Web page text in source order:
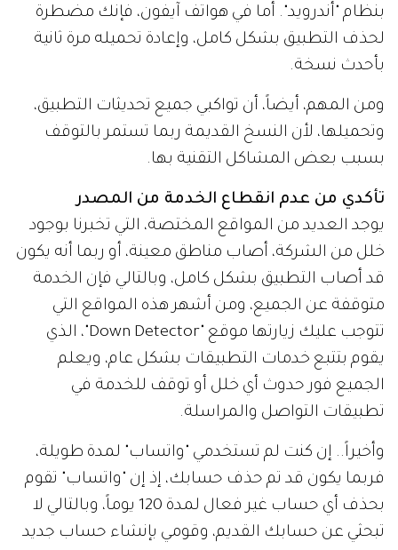
بنظام "أندرويد". أما في هواتف آيفون، فإنك مضطرة
لحذف التطبيق بشكل كامل، وإعادة تحميله مرة ثانية
بأحدث نسخة.
ومن المهم، أيضاً، أن تواكبي جميع تحديثات التطبيق،
وتحميلها، لأن النسخ القديمة ربما تستمر بالتوقف
بسبب بعض المشاكل التقنية بها.
تأكدي من عدم انقطاع الخدمة من المصدر
يوجد العديد من المواقع المختصة، التي تخبرنا بوجود
خلل من الشركة، أصاب مناطق معينة، أو ربما أنه يكون
قد أصاب التطبيق بشكل كامل، وبالتالي فإن الخدمة
متوقفة عن الجميع، ومن أشهر هذه المواقع التي
تتوجب عليك زيارتها موقع "Down Detector"، الذي
يقوم بتتبع خدمات التطبيقات بشكل عام، ويعلم
الجميع فور حدوث أي خلل أو توقف للخدمة في
تطبيقات التواصل والمراسلة.
وأخيراً.. إن كنت لم تستخدمي "واتساب" لمدة طويلة،
فربما يكون قد تم حذف حسابك، إذ إن "واتساب" تقوم
بحذف أي حساب غير فعال لمدة 120 يوماً، وبالتالي لا
تبحثي عن حسابك القديم، وقومي بإنشاء حساب جديد